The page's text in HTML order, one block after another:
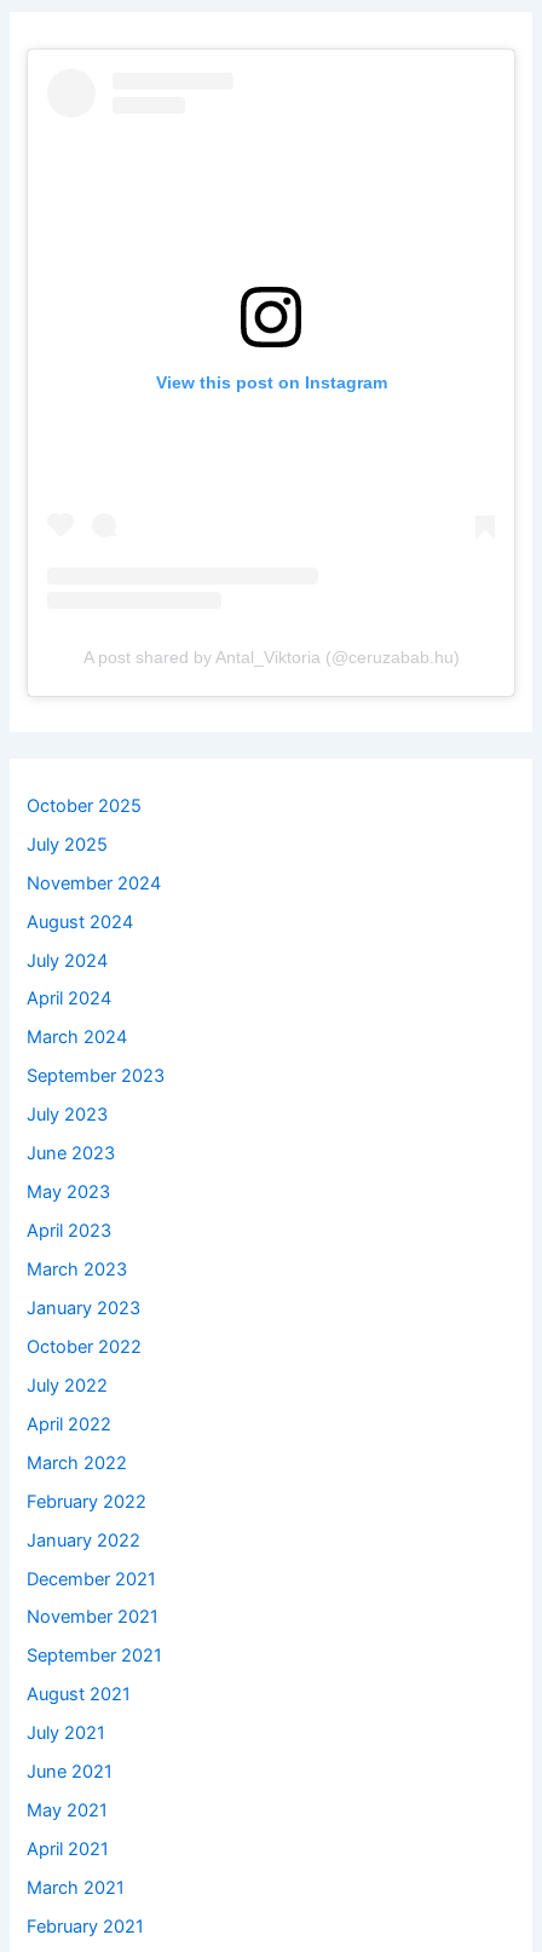
View this post on Instagram
A post shared by Antal_Viktoria (@ceruzabab.hu)
October 2025
July 2025
November 2024
August 2024
July 2024
April 2024
March 2024
September 2023
July 2023
June 2023
May 2023
April 2023
March 2023
January 2023
October 2022
July 2022
April 2022
March 2022
February 2022
January 2022
December 2021
November 2021
September 2021
August 2021
July 2021
June 2021
May 2021
April 2021
March 2021
February 2021